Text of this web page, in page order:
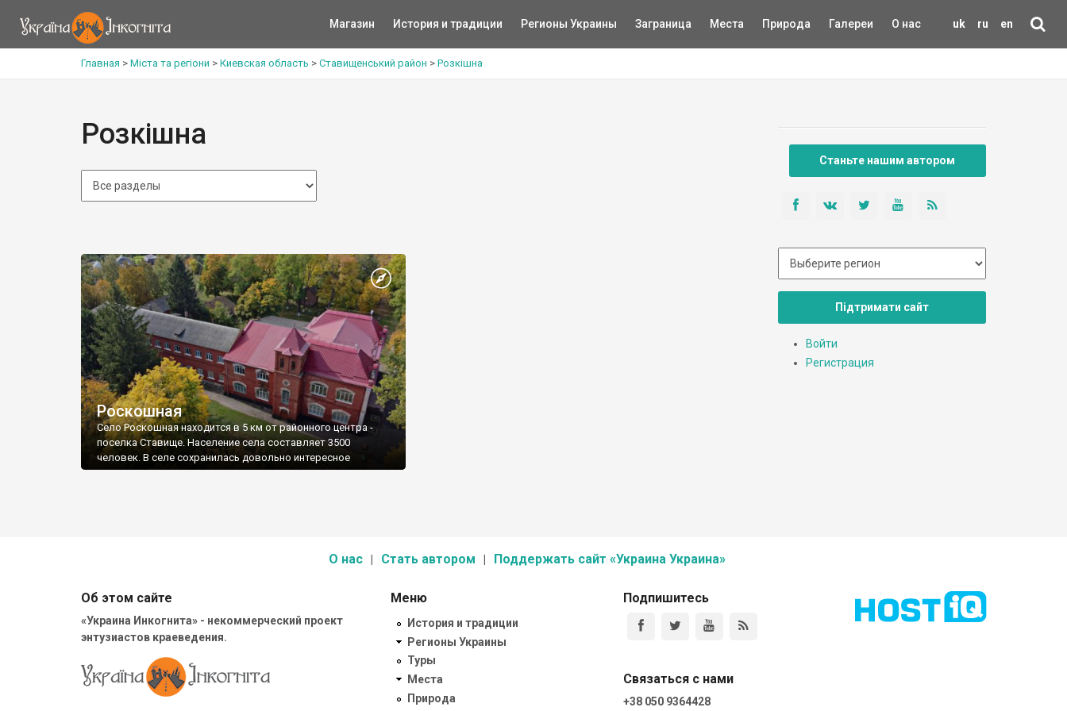
uk ru en
Магазин История и традиции Регионы Украины Заграница Места Природа Галереи О нас
Главная > Міста та регіони > Киевская область > Ставищенський район > Розкішна
Розкішна
Роскошная
Село Роскошная находится в 5 км от районного центра -
поселка Ставище. Население села составляет 3500
человек. В селе сохранилась довольно интересное
кирпичное двухэтажное здание комнатного планирования.
Станьте нашим автором
Підтримати сайт
Войти
Регистрация
О нас Стать автором Поддержать сайт «Украина Украина»
Об этом сайте
«Украина Инкогнита» - некоммерческий проект
энтузиастов краеведения.
Меню
История и традиции
Регионы Украины
Туры
Места
Природа
Подпишитесь
Связаться с нами
+38 050 9364428